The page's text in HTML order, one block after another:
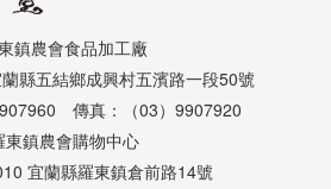
鎮農會食品加工廠
縣五結鄉成興村五濱路一段50號
傳真：（03）9907920
東鎮農會購物中心
宜蘭縣羅東鎮倉前路14號